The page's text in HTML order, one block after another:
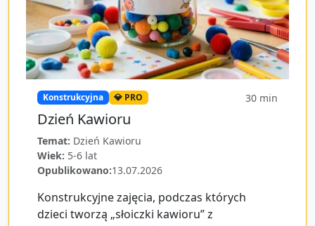
Konstrukcyjna 💎 PRO 30 min
Dzień Kawioru
Temat: Dzień Kawioru
Wiek: 5-6 lat
Opublikowano:13.07.2026
Konstrukcyjne zajęcia, podczas których
dzieci tworzą „słoiczki kawioru” z